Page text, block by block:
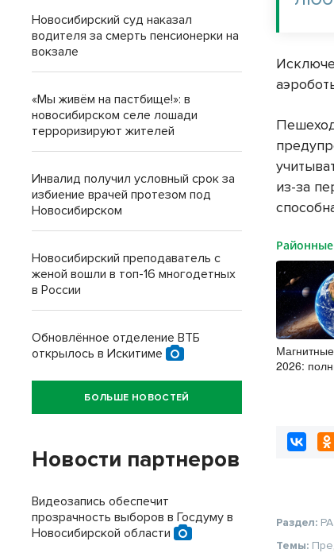
из-за
2026:
Раздел:
Темы:
Новосибирский суд наказал
водителя за смерть пенсионерки на
вокзале
«Мы живём на пастбище!»: в
новосибирском селе лошади
терроризируют жителей
Инвалид получил условный срок за
избиение врачей протезом под
Новосибирском
Новосибирский преподаватель с
женой вошли в топ-16 многодетных
в России
Обновлённое отделение ВТБ
открылось в Искитиме
БОЛЬШЕ НОВОСТЕЙ
Новости партнеров
Видеозапись обеспечит
прозрачность выборов в Госдуму в
Новосибирской области